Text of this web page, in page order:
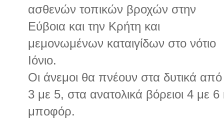
ασθενών τοπικών βροχών στην
Εύβοια και την Κρήτη και
μεμονωμένων καταιγίδων στο νότιο
Ιόνιο.
Οι άνεμοι θα πνέουν στα δυτικά από
3 με 5, στα ανατολικά βόρειοι 4 με 6
μποφόρ.